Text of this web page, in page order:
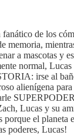
de los
memoria,
a mascotas y
normal, Lucas
irse al
alienígena
Lucas y su
porque el planeta
poderes, Lucas!